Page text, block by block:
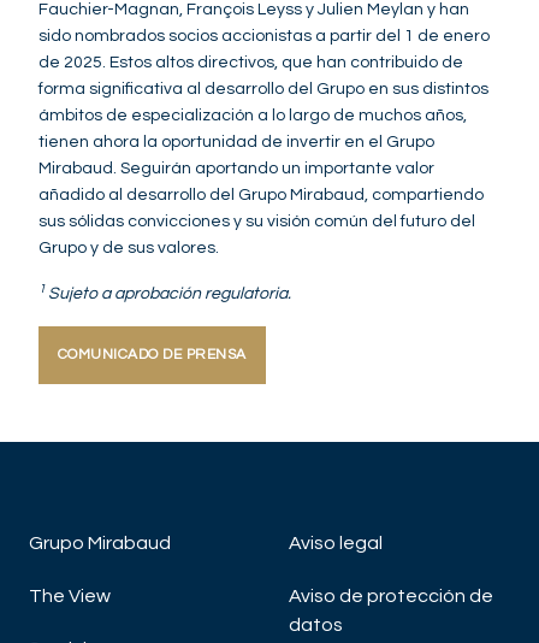
Fauchier-Magnan, François Leyss y Julien Meylan y han
sido nombrados socios accionistas a partir del 1 de enero
de 2025. Estos altos directivos, que han contribuido de
forma significativa al desarrollo del Grupo en sus distintos
ámbitos de especialización a lo largo de muchos años,
tienen ahora la oportunidad de invertir en el Grupo
Mirabaud. Seguirán aportando un importante valor
añadido al desarrollo del Grupo Mirabaud, compartiendo
sus sólidas convicciones y su visión común del futuro del
Grupo y de sus valores.
1 Sujeto a aprobación regulatoria.
COMUNICADO DE PRENSA
Grupo Mirabaud
The View
Aviso legal
Aviso de protección de
datos